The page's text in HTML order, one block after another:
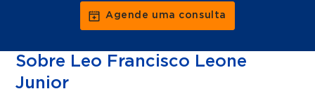
Agende uma consulta
Sobre Leo Francisco Leone
Junior